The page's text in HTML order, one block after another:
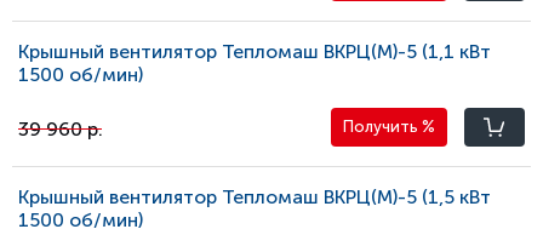
Крышный вентилятор Тепломаш ВКРЦ(М)-5 (1,1 кВт
1500 oб/мин)
39 960 р. Получить %
Крышный вентилятор Тепломаш ВКРЦ(М)-5 (1,5 кВт
1500 oб/мин)